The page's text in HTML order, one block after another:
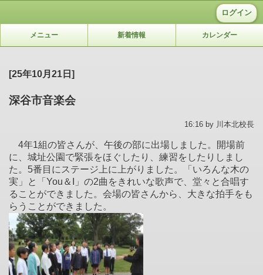
ログイン
メニュー 新着情報 カレンダー
[25年10月21日]
深谷市音楽会
16:16 by 川本北校長
4年1組の皆さんが、午後の部に出場しました。開場前
に、城址公園で緊張をほぐしたり、練習をしたりしまし
た。5番目にステージ上に上がりました。「いろんな木の
実」と「You＆I」の2曲をきれいな歌声で、堂々と合唱す
ることができました。会場の皆さんから、大きな拍手をも
らうことができました。